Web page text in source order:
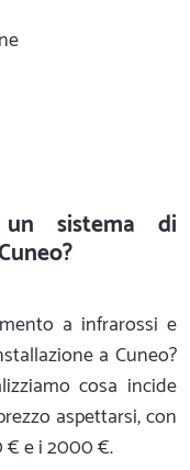
sistema di
a infrarossi e
a Cuneo?
cosa incide
aspettarsi, con
€ e i 2000 €.